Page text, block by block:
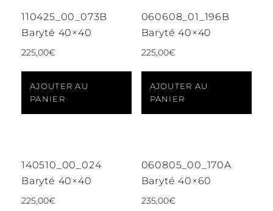
110425_00_073B
Baryté 40×40
225,00€
AJOUTER AU
PANIER
060608_01_196B
Baryté 40×40
225,00€
AJOUTER AU
PANIER
140510_00_024
Baryté 40×40
225,00€
060805_00_170A
Baryté 40×60
235,00€